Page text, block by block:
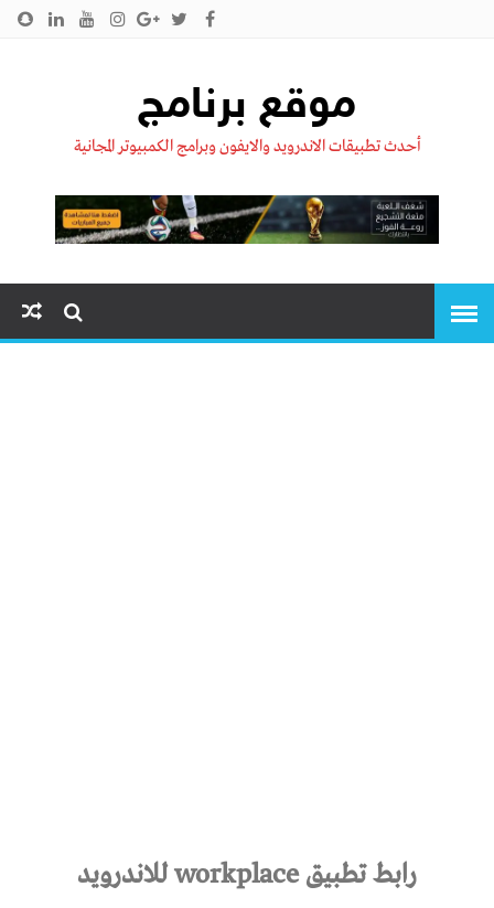
موقع برنامج
أحدث تطبيقات الاندرويد والايفون وبرامج الكمبيوتر المجانية
رابط تطبيق workplace للاندرويد